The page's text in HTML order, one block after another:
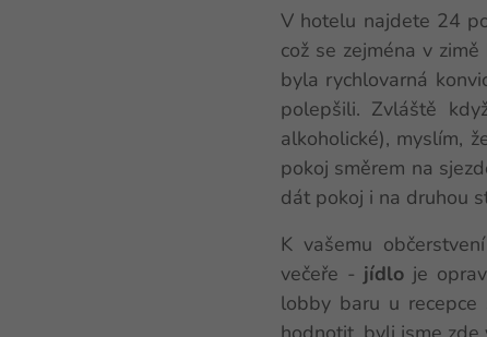
V hotelu najdete 24
což se zejména v
byla rychlovarná
polepšili. Zvláště
alkoholické), myslím,
pokoj směrem na
dát pokoj i na druhou
K vašemu
večeře - jídlo je
lobby baru u